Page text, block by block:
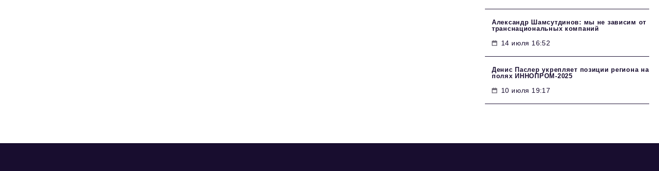
Александр Шамсутдинов: мы не зависим от
транснациональных компаний
14 июля 16:52
Денис Паслер укрепляет позиции региона на
полях ИННОПРОМ-2025
10 июля 19:17